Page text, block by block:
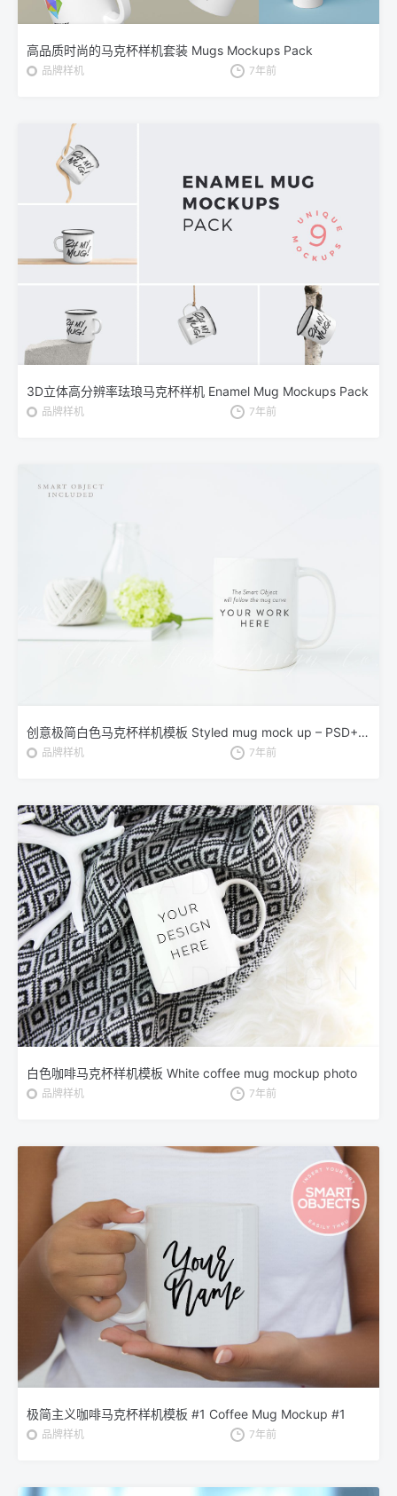
高品质时尚的马克杯样机套装 Mugs Mockups Pack
品牌样机 7年前
3D立体高分辨率珐琅马克杯样机 Enamel Mug Mockups Pack
品牌样机 7年前
创意极简白色马克杯样机模板 Styled mug mock up – PSD+Jpeg
品牌样机 7年前
白色咖啡马克杯样机模板 White coffee mug mockup photo
品牌样机 7年前
极简主义咖啡马克杯样机模板 #1 Coffee Mug Mockup #1
品牌样机 7年前